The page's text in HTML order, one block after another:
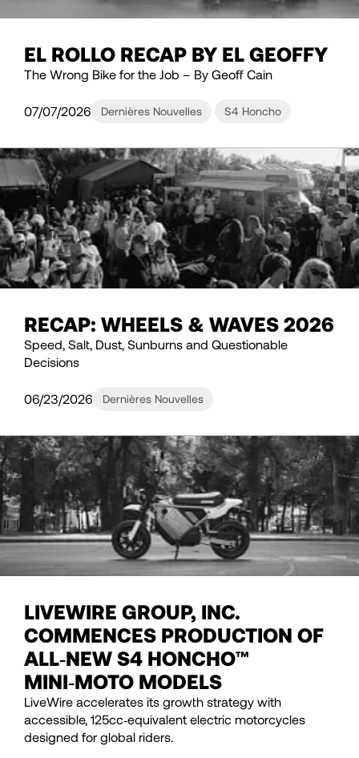
EL ROLLO RECAP BY EL GEOFFY
The Wrong Bike for the Job – By Geoff Cain
07/07/2026 Dernières Nouvelles S4 Honcho
RECAP: WHEELS & WAVES 2026
Speed, Salt, Dust, Sunburns and Questionable
Decisions
06/23/2026 Dernières Nouvelles
LIVEWIRE GROUP, INC.
COMMENCES PRODUCTION OF
ALL‑NEW S4 HONCHO™
MINI‑MOTO MODELS
LiveWire accelerates its growth strategy with
accessible, 125cc‑equivalent electric motorcycles
designed for global riders.